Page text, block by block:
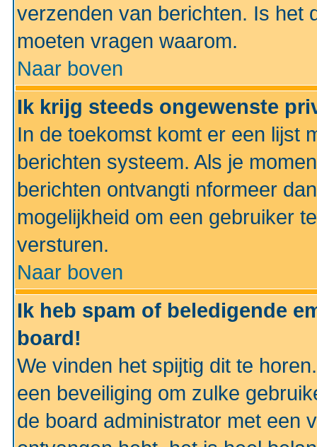
verzenden van berichten. Is het
moeten vragen waarom.
Naar boven
Ik krijg steeds ongewenste
In de toekomst komt er een lijst
berichten systeem. Als je
berichten ontvangti nformeer
mogelijkheid om een gebruiker
versturen.
Naar boven
Ik heb spam of beledigende
board!
We vinden het spijtig dit te
een beveiliging om zulke
de board administrator met een